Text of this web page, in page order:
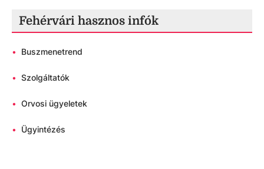
Fehérvári hasznos infók
• Buszmenetrend
• Szolgáltatók
• Orvosi ügyeletek
• Ügyintézés